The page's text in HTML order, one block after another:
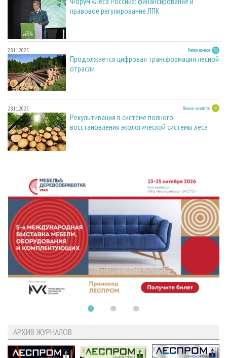
правовое регулирование ЛПК
28.11.2025 Регион номера
Продолжается цифровая трансформация лесной
отрасли
28.11.2025 Лесное хозяйство
Рекультивация в системе полного
восстановления экологической системы леса
АРХИВ ЖУРНАЛОВ